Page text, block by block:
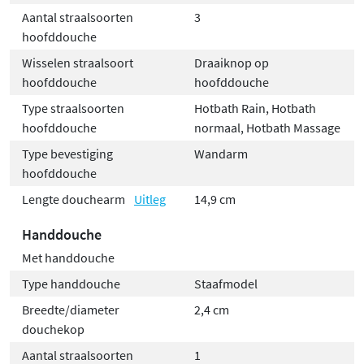
Aantal straalsoorten
hoofddouche
3
Wisselen straalsoort
hoofddouche
Draaiknop op
hoofddouche
Type straalsoorten
hoofddouche
Hotbath Rain, Hotbath
normaal, Hotbath Massage
Type bevestiging
hoofddouche
Wandarm
Lengte douchearm Uitleg 14,9 cm
Handdouche
Met handdouche
Type handdouche
Staafmodel
Breedte/diameter
douchekop
2,4 cm
Aantal straalsoorten 1